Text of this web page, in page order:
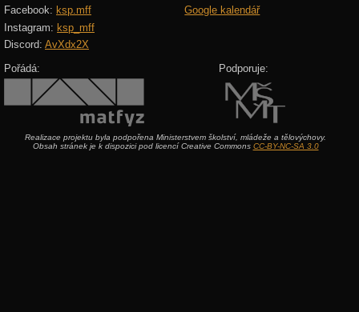
Facebook: ksp.mff
Instagram: ksp_mff
Discord: AvXdx2X
Google kalendář
Pořádá: Podporuje:
Realizace projektu byla podpořena Ministerstvem školství, mládeže a tělovýchovy.
Obsah stránek je k dispozici pod licencí Creative Commons CC-BY-NC-SA 3.0